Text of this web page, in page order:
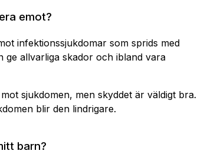
emot?
infektionssjukdomar som sprids med
ge allvarliga skador och ibland vara
sjukdomen, men skyddet är väldigt bra.
blir den lindrigare.
barn?